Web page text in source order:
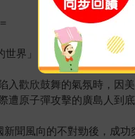
界」
入歡欣鼓舞的氣氛時，因
遭原子彈攻擊的廣島人到
聞風向的不對勁後，成